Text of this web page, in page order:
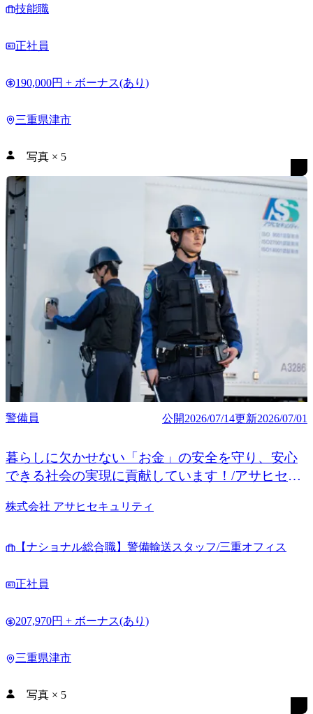
技能職
正社員
190,000円 + ボーナス(あり)
三重県津市
写真 × 5
警備員 公開2026/07/14更新2026/07/01
暮らしに欠かせない「お金」の安全を守り、安心
できる社会の実現に貢献しています！/アサヒセキ
株式会社 アサヒセキュリティ
【ナショナル総合職】警備輸送スタッフ/三重オフィス
正社員
207,970円 + ボーナス(あり)
三重県津市
写真 × 5